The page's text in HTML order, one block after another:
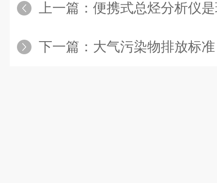
上一篇： 便携式总烃分析仪
下一篇： 大气污染物排放标准《煤层气（煤矿